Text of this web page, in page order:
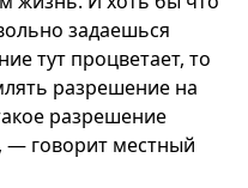
задаешься
тут процветает, то
разрешение на
разрешение
— говорит местный